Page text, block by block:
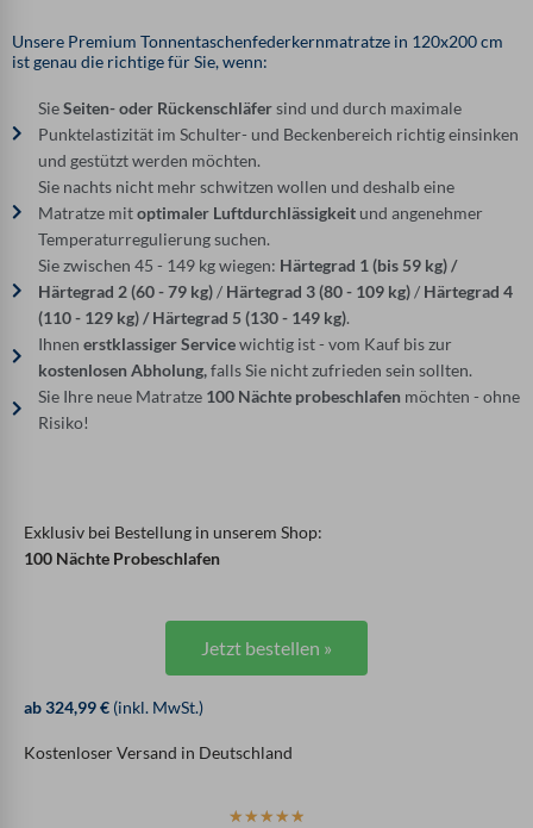
Unsere Premium Tonnentaschenfederkernmatratze in 120x200 cm
ist genau die richtige für Sie, wenn:
SieSeiten- oder Rückenschläfersind und durch maximale
Punktelastizität im Schulter- und Beckenbereich richtig einsinken
und gestützt werden möchten.
Sie nachts nicht mehr schwitzen wollen und deshalb eine
Matratze mitoptimaler Luftdurchlässigkeit und angenehmer
Temperaturregulierung suchen.
Sie zwischen 45 - 149 kg wiegen: Härtegrad 1 (bis 59 kg) /
Härtegrad 2 (60 - 79 kg)/ Härtegrad 3 (80 - 109 kg)/ Härtegrad 4
(110 - 129 kg) / Härtegrad 5 (130 - 149 kg).
Ihnenerstklassiger Servicewichtig ist - vom Kauf bis zur
kostenlosen Abholung,falls Sie nicht zufrieden sein sollten.
Sie Ihre neue Matratze 100 Nächte probeschlafen möchten - ohne
Risiko!
Exklusiv bei Bestellung in unserem Shop:
100 Nächte Probeschlafen
Jetzt bestellen »
ab 324,99 € (inkl. MwSt.)
Kostenloser Versand in Deutschland
☆ ☆ ☆ ☆ ☆